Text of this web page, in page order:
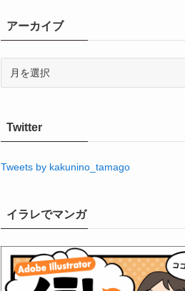
アーカイブ
ブTwitter
Tweets by kakunino_tamago
イラレでマンガ